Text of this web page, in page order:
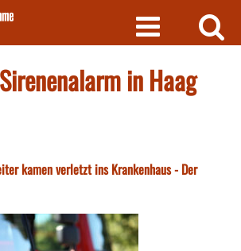
in Haag
kamen verletzt ins Krankenhaus - Der